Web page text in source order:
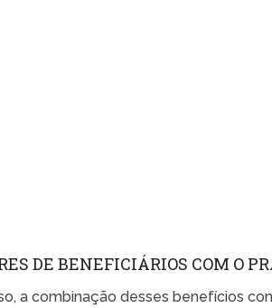
DE BENEFICIÁRIOS COM O
a combinação desses benefícios